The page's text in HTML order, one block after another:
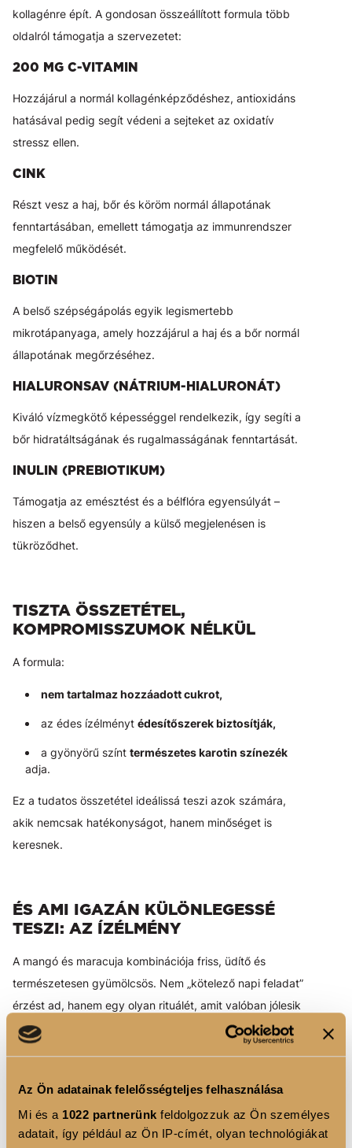
Az Ön adatainak felelősségteljes felhasználása
Mi és a 1022 partnerünk feldolgozzuk az Ön személyes
adatait, így például az Ön IP-címét, olyan technológiákat
kollagénre épít. A gondosan összeállított formula több
oldalról támogatja a szervezetet:
200 MG C-VITAMIN
Hozzájárul a normál kollagénképződéshez, antioxidáns
hatásával pedig segít védeni a sejteket az oxidatív
stressz ellen.
CINK
Részt vesz a haj, bőr és köröm normál állapotának
fenntartásában, emellett támogatja az immunrendszer
megfelelő működését.
BIOTIN
A belső szépségápolás egyik legismertebb
mikrotápanyaga, amely hozzájárul a haj és a bőr normál
állapotának megőrzéséhez.
HIALURONSAV (NÁTRIUM-HIALURONÁT)
Kiváló vízmegkötő képességgel rendelkezik, így segíti a
bőr hidratáltságának és rugalmasságának fenntartását.
INULIN (PREBIOTIKUM)
Támogatja az emésztést és a bélflóra egyensúlyát –
hiszen a belső egyensúly a külső megjelenésen is
tükröződhet.
TISZTA ÖSSZETÉTEL,
KOMPROMISSZUMOK NÉLKÜL
A formula:
nem tartalmaz hozzáadott cukrot,
az édes ízélményt édesítőszerek biztosítják,
a gyönyörű színt természetes karotin színezék
adja.
Ez a tudatos összetétel ideálissá teszi azok számára,
akik nemcsak hatékonyságot, hanem minőséget is
keresnek.
ÉS AMI IGAZÁN KÜLÖNLEGESSÉ
TESZI: AZ ÍZÉLMÉNY
A mangó és maracuja kombinációja friss, üdítő és
természetesen gyümölcsös. Nem „kötelező napi feladat”
érzést ad, hanem egy olyan rituálét, amit valóban jólesik
beépíteni a napodba.
Egy pohár hideg víz, 1 adag por – és máris kész a
trópusi hangulatú szépségital, ami a rohanó
hétköznapokban is emlékeztet arra, hogy a törődés belül
kezdődik.